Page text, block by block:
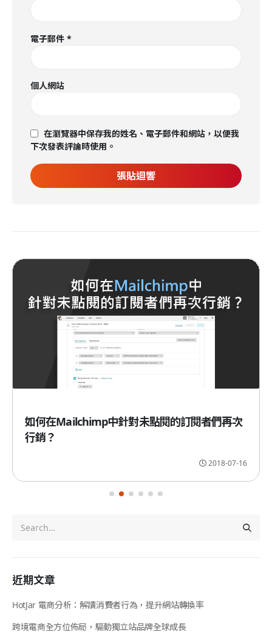
電子郵件 *
個人網站
在瀏覽器中保存我的姓名、電子郵件和網站，以便我
下次發表評論時使用。
2018-07-16
如何在Mailchimp中針對未點閱的訂閱者們再次
行銷？
近期文章
HotJar 電商分析：解讀消費者行為，提升網站轉換率
跨境電商全方位佈局，驅動獨立站品牌全球成長